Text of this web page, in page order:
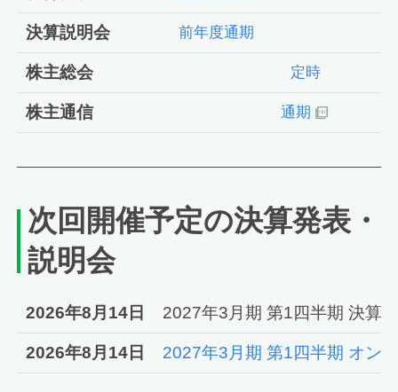
決算説明会 前年度通期
株主総会 定時
株主通信 通期
次回開催予定の決算発表・
説明会
2026年8月14日 2027年3月期 第1四半期 決算
2026年8月14日 2027年3月期 第1四半期 オン